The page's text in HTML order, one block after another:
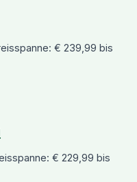
€ 239,99 bis
€ 229,99 bis